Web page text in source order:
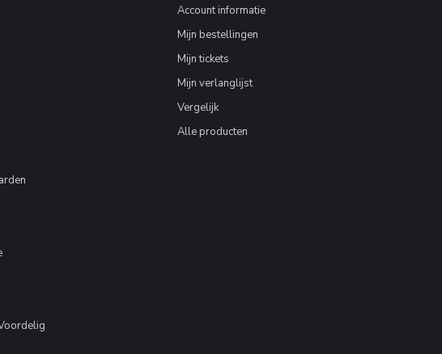
Account informatie
Mijn bestellingen
Mijn tickets
Mijn verlanglijst
Vergelijk
Alle producten